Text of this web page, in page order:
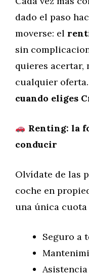
dado el paso
moverse: el
sin
quieres acertar,
cualquier oferta.
cuando eliges
Renting: la
conducir
Olvídate de las
coche en
una única
Seguro a